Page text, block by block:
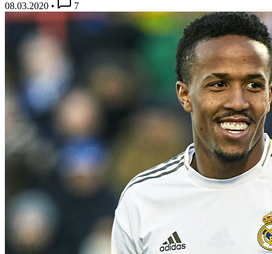
08.03.2020 • 7